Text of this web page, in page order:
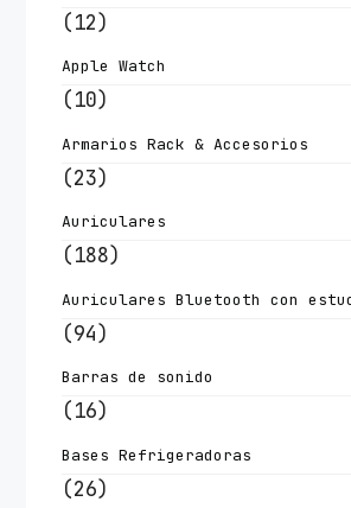
(12)
Apple Watch
(10)
Armarios Rack & Accesorios
(23)
Auriculares
(188)
Auriculares Bluetooth con
(94)
Barras de sonido
(16)
Bases Refrigeradoras
(26)